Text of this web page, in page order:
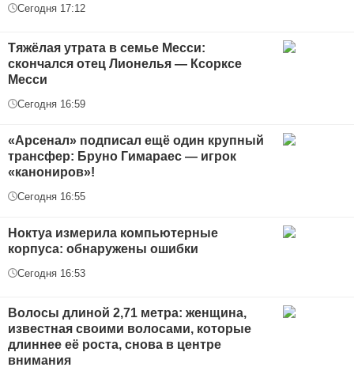
Сегодня 17:12
Тяжёлая утрата в семье Месси:
скончался отец Лионелья — Ксорксе
Месси
Сегодня 16:59
«Арсенал» подписал ещё один крупный
трансфер: Бруно Гимараес — игрок
«канониров»!
Сегодня 16:55
Ноктуа измерила компьютерные
корпуса: обнаружены ошибки
Сегодня 16:53
Волосы длиной 2,71 метра: женщина,
известная своими волосами, которые
длиннее её роста, снова в центре
внимания